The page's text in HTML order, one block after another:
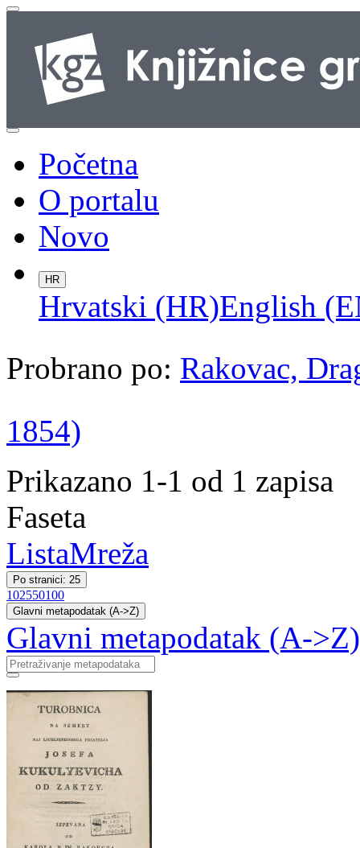
Početna
O portalu
Novo
HR
Hrvatski (HR)English
Probrano po: Rakovac,
1854)
Prikazano 1-1 od 1 zapisa
Faseta
ListaMreža
Po stranici: 25
102550100
Glavni metapodatak (A->Z)
Glavni metapodatak (A->Z)